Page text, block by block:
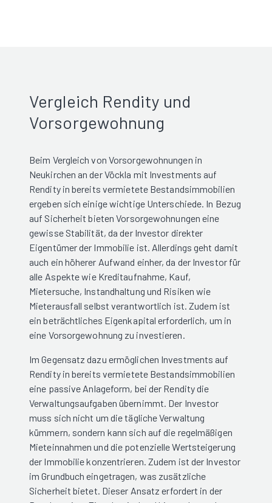
Vergleich Rendity und
Vorsorgewohnung
Beim Vergleich von Vorsorgewohnungen in
Neukirchen an der Vöckla mit Investments auf
Rendity in bereits vermietete Bestandsimmobilien
ergeben sich einige wichtige Unterschiede. In Bezug
auf Sicherheit bieten Vorsorgewohnungen eine
gewisse Stabilität, da der Investor direkter
Eigentümer der Immobilie ist. Allerdings geht damit
auch ein höherer Aufwand einher, da der Investor für
alle Aspekte wie Kreditaufnahme, Kauf,
Mietersuche, Instandhaltung und Risiken wie
Mieterausfall selbst verantwortlich ist. Zudem ist
ein beträchtliches Eigenkapital erforderlich, um in
eine Vorsorgewohnung zu investieren.
Im Gegensatz dazu ermöglichen Investments auf
Rendity in bereits vermietete Bestandsimmobilien
eine passive Anlageform, bei der Rendity die
Verwaltungsaufgaben übernimmt. Der Investor
muss sich nicht um die tägliche Verwaltung
kümmern, sondern kann sich auf die regelmäßigen
Mieteinnahmen und die potenzielle Wertsteigerung
der Immobilie konzentrieren. Zudem ist der Investor
im Grundbuch eingetragen, was zusätzliche
Sicherheit bietet. Dieser Ansatz erfordert in der